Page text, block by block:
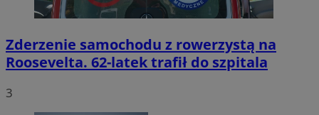
Zderzenie samochodu z rowerzystą na
Roosevelta. 62-latek trafił do szpitala
3